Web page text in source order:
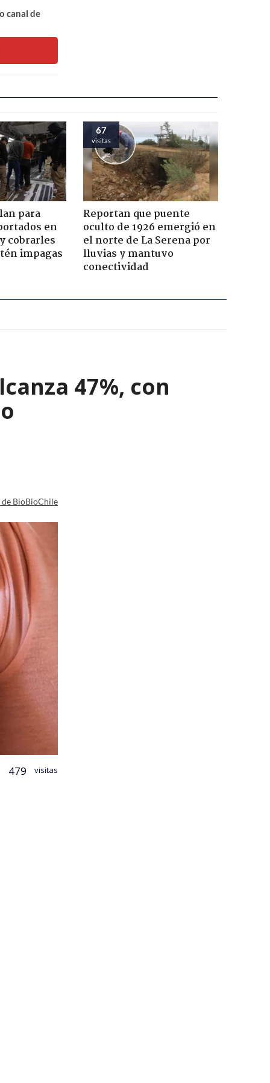
canal de
para
en
cobrarles
impagas
67
visitas
Reportan que puente
oculto de 1926 emergió en
el norte de La Serena por
lluvias y mantuvo
conectividad
47%, con
de BioBioChile
479 visitas